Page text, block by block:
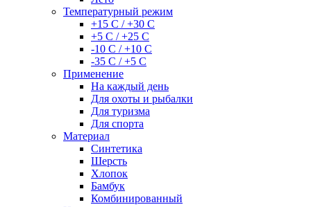
Температурный режим
+15 С / +30 С
+5 С / +25 С
-10 С / +10 С
-35 С / +5 С
Применение
На каждый день
Для охоты и рыбалки
Для туризма
Для спорта
Материал
Синтетика
Шерсть
Хлопок
Бамбук
Комбинированный